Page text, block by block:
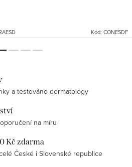
Kód: CONESDF
a testováno dermatology
na míru
Kč zdarma
České i Slovenské republice